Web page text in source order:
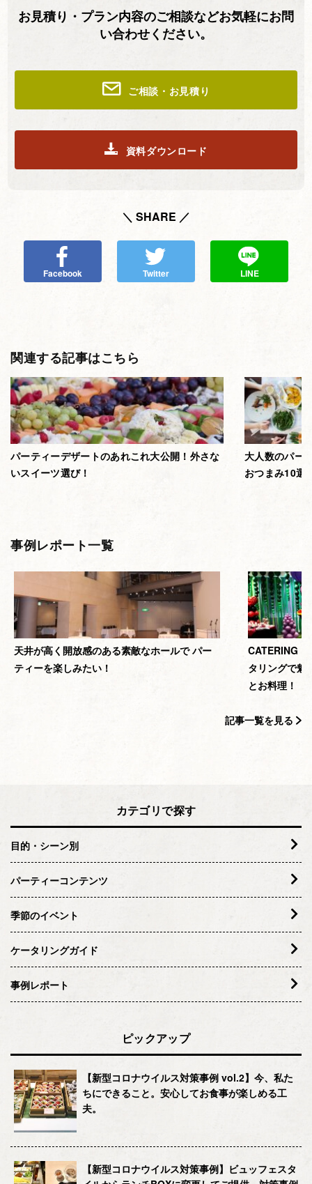
お見積り・プラン内容のご相談などお気軽にお問
い合わせください。
ご相談・お見積り
資料ダウンロード
＼ SHARE ／
Facebook Twitter LINE
関連する記事はこちら
パーティーデザートのあれこれ大公開！外さな
いスイーツ選び！
大人数のパー
おつまみ10選
事例レポート一覧
天井が高く開放感のある素敵なホールで パー
ティーを楽しみたい！
CATERING
タリングで魅
とお料理！
記事一覧を見る
カテゴリで探す
目的・シーン別
パーティーコンテンツ
季節のイベント
ケータリングガイド
事例レポート
ピックアップ
【新型コロナウイルス対策事例 vol.2】今、私た
ちにできること。安心してお食事が楽しめる工
夫。
【新型コロナウイルス対策事例】ビュッフェスタ